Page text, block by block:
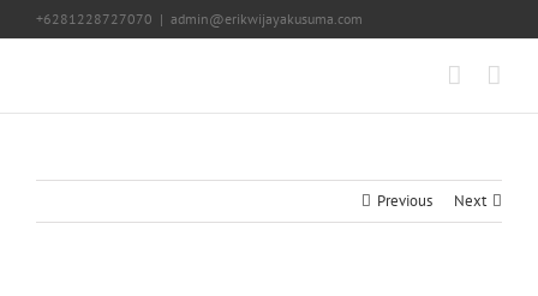
+6281228727070 | admin@erikwijayakusuma.com
Previous Next